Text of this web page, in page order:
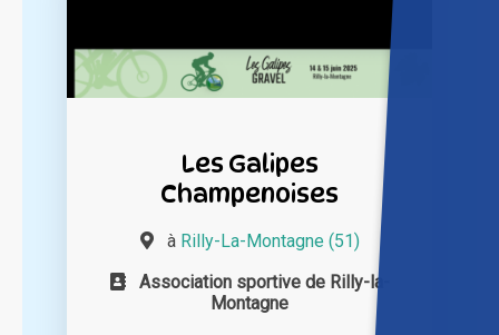
Les Galipes
Champenoises
à Rilly-La-Montagne (51)
Association sportive de Rilly-la-
Montagne